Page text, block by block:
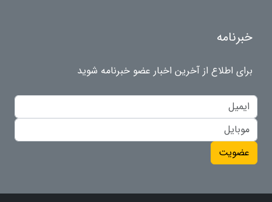
خبرنامه
برای اطلاع از آخرین اخبار عضو خبرنامه شوید
عضویت